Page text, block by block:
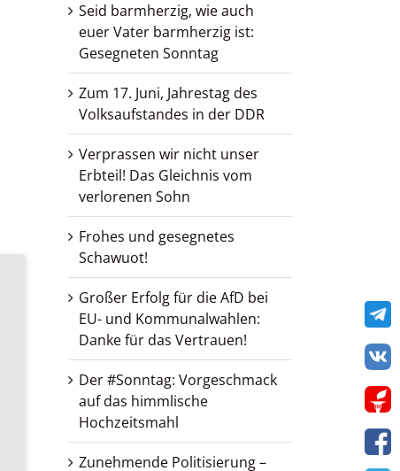
Seid barmherzig, wie auch
euer Vater barmherzig ist:
Gesegneten Sonntag
Zum 17. Juni, Jahrestag des
Volksaufstandes in der DDR
Verprassen wir nicht unser
Erbteil! Das Gleichnis vom
verlorenen Sohn
Frohes und gesegnetes
Schawuot!
Großer Erfolg für die AfD bei
EU- und Kommunalwahlen:
Danke für das Vertrauen!
Der #Sonntag: Vorgeschmack
auf das himmlische
Hochzeitsmahl
Zunehmende Politisierung –